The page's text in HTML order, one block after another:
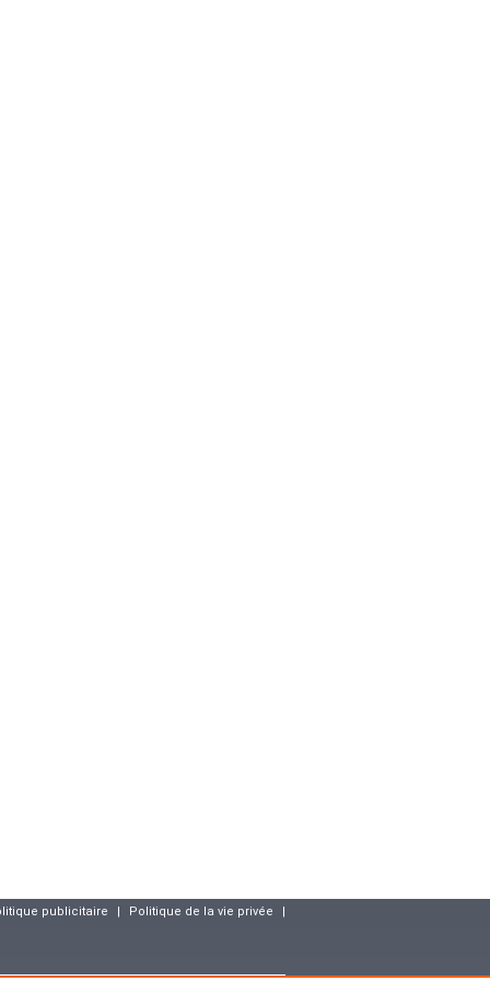
publicitaire | Politique de la vie privée |